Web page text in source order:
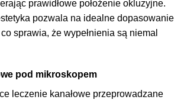
prawidłowe położenie okluzyjne.
pozwala na idealne dopasowanie
sprawia, że wypełnienia są niemal
pod mikroskopem
leczenie kanałowe przeprowadzane